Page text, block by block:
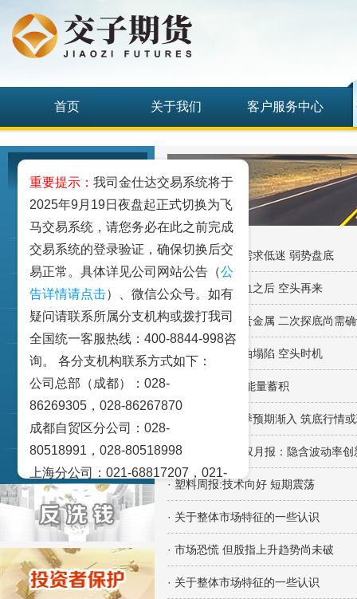
首页 关于我们 客户服务中心
工业品
农业品
金融期货和衍生品
交易策论
产业研究
实盘点睛
宏观金融数据图解
· 钢材七月报：需求低迷 弱势盘底
· 塑料周报：回血之后 空头再来
· 倍特七月报：贵金属 二次探底尚需
· 塑料周报：原油塌陷 空头时机
· 短线急跌 反弹能量蓄积
· 焦煤焦炭：旺季预期渐入 筑底行情
· 上证50ETF期权月报：隐含波动率创
· 塑料周报:技术向好 短期震荡
· 关于整体市场特征的一些认识
· 市场恐慌 但股指上升趋势尚未破
· 关于整体市场特征的一些认识
重要提示： 我司金仕达交易系统将于
2025年9月19日夜盘起正式切换为飞
马交易系统，请您务必在此之前完成
交易系统的登录验证，确保切换后交
易正常。具体详见公司网站公告（公
告详情请点击）、微信公众号。如有
疑问请联系所属分支机构或拨打我司
全国统一客服热线：400-8844-998咨
询。 各分支机构联系方式如下：
公司总部（成都）：028-
86269305，028-86267870
成都自贸区分公司：028-
80518991，028-80518998
上海分公司：021-68817207，021-
68817209
北京营业部：010-65005128
广州营业部：020-28129909，020-
28129902
青岛营业部：0532-83101951、